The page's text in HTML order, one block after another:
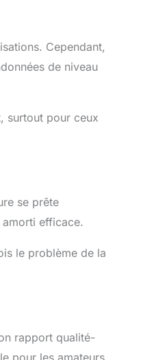
Cependant,
de niveau
surtout pour ceux
se prête
efficace.
le problème de la
rapport qualité-
pour les amateurs